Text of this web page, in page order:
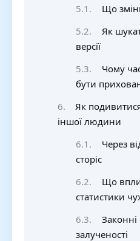
Що
Як
версії
Чому
бути
Як
іншої людини
Через
сторіс
Що
статистики
Законні
залученості